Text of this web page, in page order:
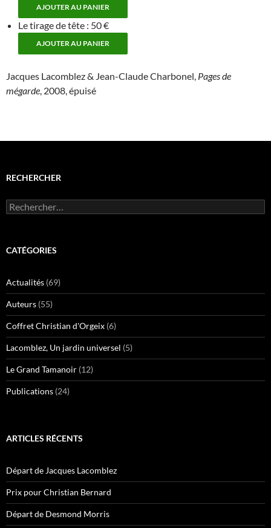
Le tirage de tête : 50 €
Jacques Lacomblez & Jean-Claude Charbonel, Pages de
mégarde, 2008, épuisé
RECHERCHER
Rechercher :
CATÉGORIES
Actualités (69)
Auteurs (55)
Coffret Christian d'Orgeix (6)
Lacomblez, Un jardin universel (5)
Le Grand Tamanoir (12)
Publications (24)
ARTICLES RÉCENTS
Départ de Jacques Lacomblez
Prix pour Christian Bernard
Départ de Desmond Morris